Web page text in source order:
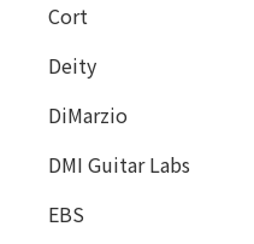
Cort
Deity
DiMarzio
DMI Guitar Labs
EBS